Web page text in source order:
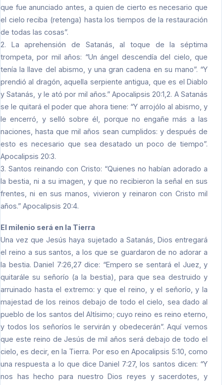
que fue anunciado antes, a quien de cierto es necesario que
el cielo reciba (retenga) hasta los tiempos de la restauración
de todas las cosas”.
2. La aprehensión de Satanás, al toque de la séptima
trompeta, por mil años: “Un ángel descendía del cielo, que
tenía la llave del abismo, y una gran cadena en su mano”. “Y
prendió al dragón, aquella serpiente antigua, que es el Diablo
y Satanás, y le ató por mil años.” Apocalipsis 20:1,2. A Satanás
se le quitará el poder que ahora tiene: “Y arrojólo al abismo, y
le encerró, y selló sobre él, porque no engañe más a las
naciones, hasta que mil años sean cumplidos: y después de
esto es necesario que sea desatado un poco de tiempo”.
Apocalipsis 20:3.
3. Santos reinando con Cristo: “Quienes no habían adorado a
la bestia, ni a su imagen, y que no recibieron la señal en sus
frentes, ni en sus manos, vivieron y reinaron con Cristo mil
años.” Apocalipsis 20:4.
El milenio será en la Tierra
Una vez que Jesús haya sujetado a Satanás, Dios entregará
el reino a sus santos, a los que se guardaron de no adorar a
la bestia. Daniel 7:26,27 dice: “Empero se sentará el Juez, y
quitarále su señorío (a la bestia), para que sea destruido y
arruinado hasta el extremo: y que el reino, y el señorío, y la
majestad de los reinos debajo de todo el cielo, sea dado al
pueblo de los santos del Altísimo; cuyo reino es reino eterno,
y todos los señoríos le servirán y obedecerán”. Aquí vemos
que este reino de Jesús de mil años será debajo de todo el
cielo, es decir, en la Tierra. Por eso en Apocalipsis 5:10, como
una respuesta a lo que dice Daniel 7:27, los santos dicen: “Y
nos has hecho para nuestro Dios reyes y sacerdotes, y